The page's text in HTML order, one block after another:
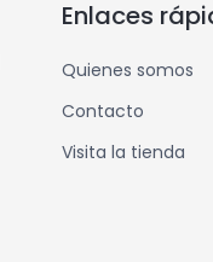
Enlaces
Quienes somos
Contacto
Visita la tienda